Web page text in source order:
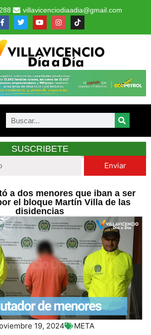
villavicenciodiaadia@gmail.com
SUSCRIBETE
Enviar
a dos menores que iban a ser
el bloque Martín Villa de las
disidencias
19, 2024 META